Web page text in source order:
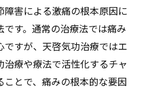
啓気功治療や療法で活性
ー覚醒の関係性
法でのチャクラの活性化
仕組み
法で活性化するクンダリ
身変化の実例紹介
害による激痛の根本原因に
す。通常の治療法では痛み
すが、天啓気功治療ではエ
療や療法で活性化するチャ
とで、痛みの根本的な要因